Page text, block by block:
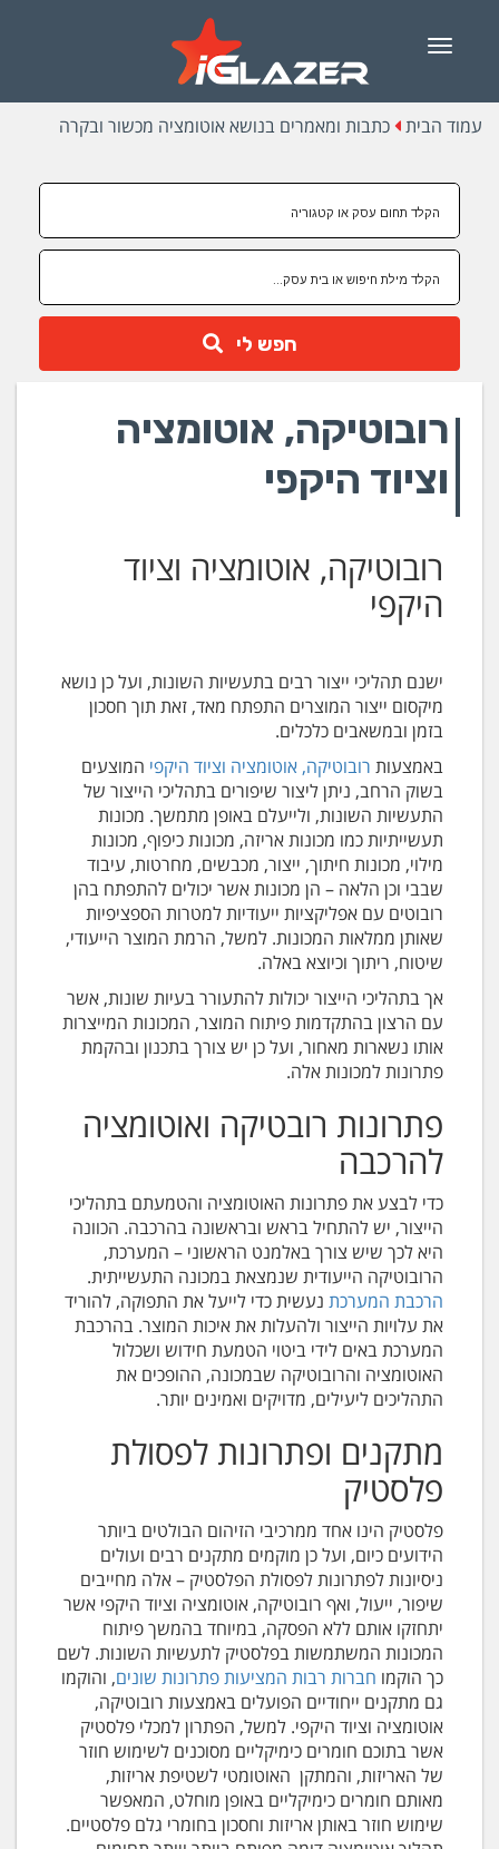
Menu
עמוד הבית כתבות ומאמרים בנושא אוטומציה מכשור ובקרה
חפש לי
רובוטיקה, אוטומציה
וציוד היקפי
רובוטיקה, אוטומציה וציוד
היקפי
ישנם תהליכי ייצור רבים בתעשיות השונות, ועל כן נושא
מיקסום ייצור המוצרים התפתח מאד, זאת תוך חסכון
בזמן ובמשאבים כלכלים.
באמצעות רובוטיקה, אוטומציה וציוד היקפי המוצעים
בשוק הרחב, ניתן ליצור שיפורים בתהליכי הייצור של
התעשיות השונות, ולייעלם באופן מתמשך. מכונות
תעשייתיות כמו מכונות אריזה, מכונות כיפוף, מכונות
מילוי, מכונות חיתוך, ייצור, מכבשים, מחרטות, עיבוד
שבבי וכן הלאה – הן מכונות אשר יכולים להתפתח בהן
רובוטים עם אפליקציות ייעודיות למטרות הספציפיות
שאותן ממלאות המכונות. למשל, הרמת המוצר הייעודי,
שיטוח, ריתוך וכיוצא באלה.
אך בתהליכי הייצור יכולות להתעורר בעיות שונות, אשר
עם הרצון בהתקדמות פיתוח המוצר, המכונות המייצרות
אותו נשארות מאחור, ועל כן יש צורך בתכנון ובהקמת
פתרונות למכונות אלה.
פתרונות רובטיקה ואוטומציה
להרכבה
כדי לבצע את פתרונות האוטומציה והטמעתם בתהליכי
הייצור, יש להתחיל בראש ובראשונה בהרכבה. הכוונה
היא לכך שיש צורך באלמנט הראשוני – המערכת,
הרובוטיקה הייעודית שנמצאת במכונה התעשייתית.
הרכבת המערכת נעשית כדי לייעל את התפוקה, להוריד
את עלויות הייצור ולהעלות את איכות המוצר. בהרכבת
המערכת באים לידי ביטוי הטמעת חידוש ושכלול
האוטומציה והרובוטיקה שבמכונה, ההופכים את
התהליכים ליעילים, מדויקים ואמינים יותר.
מתקנים ופתרונות לפסולת
פלסטיק
פלסטיק הינו אחד ממרכיבי הזיהום הבולטים ביותר
הידועים כיום, ועל כן מוקמים מתקנים רבים ועולים
ניסיונות לפתרונות לפסולת הפלסטיק – אלה מחייבים
שיפור, ייעול, ואף רובוטיקה, אוטומציה וציוד היקפי אשר
יתחזקו אותם ללא הפסקה, במיוחד בהמשך פיתוח
המכונות המשתמשות בפלסטיק לתעשיות השונות. לשם
כך הוקמו חברות רבות המציעות פתרונות שונים, והוקמו
גם מתקנים ייחודיים הפועלים באמצעות רובוטיקה,
אוטומציה וציוד היקפי. למשל, הפתרון למכלי פלסטיק
אשר בתוכם חומרים כימיקליים מסוכנים לשימוש חוזר
של האריזות, והמתקן האוטומטי לשטיפת אריזות,
מאותם חומרים כימיקליים באופן מוחלט, המאפשר
שימוש חוזר באותן אריזות וחסכון בחומרי גלם פלסטיים.